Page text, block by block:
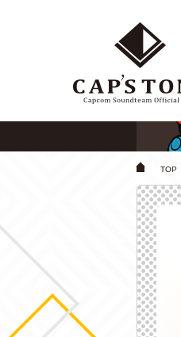
TOP